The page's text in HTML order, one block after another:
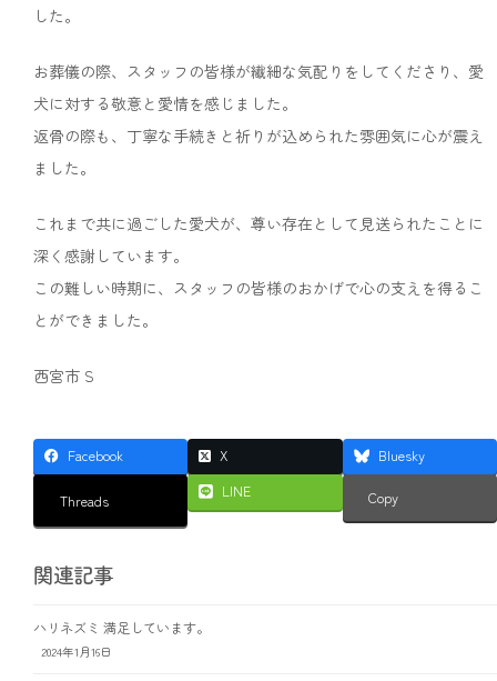
した。
お葬儀の際、スタッフの皆様が繊細な気配りをしてくださり、愛
犬に対する敬意と愛情を感じました。
返骨の際も、丁寧な手続きと祈りが込められた雰囲気に心が震え
ました。
これまで共に過ごした愛犬が、尊い存在として見送られたことに
深く感謝しています。
この難しい時期に、スタッフの皆様のおかげで心の支えを得るこ
とができました。
西宮市 S
Facebook X Bluesky
Threads LINE Copy
関連記事
ハリネズミ 満足しています。
2024年1月16日